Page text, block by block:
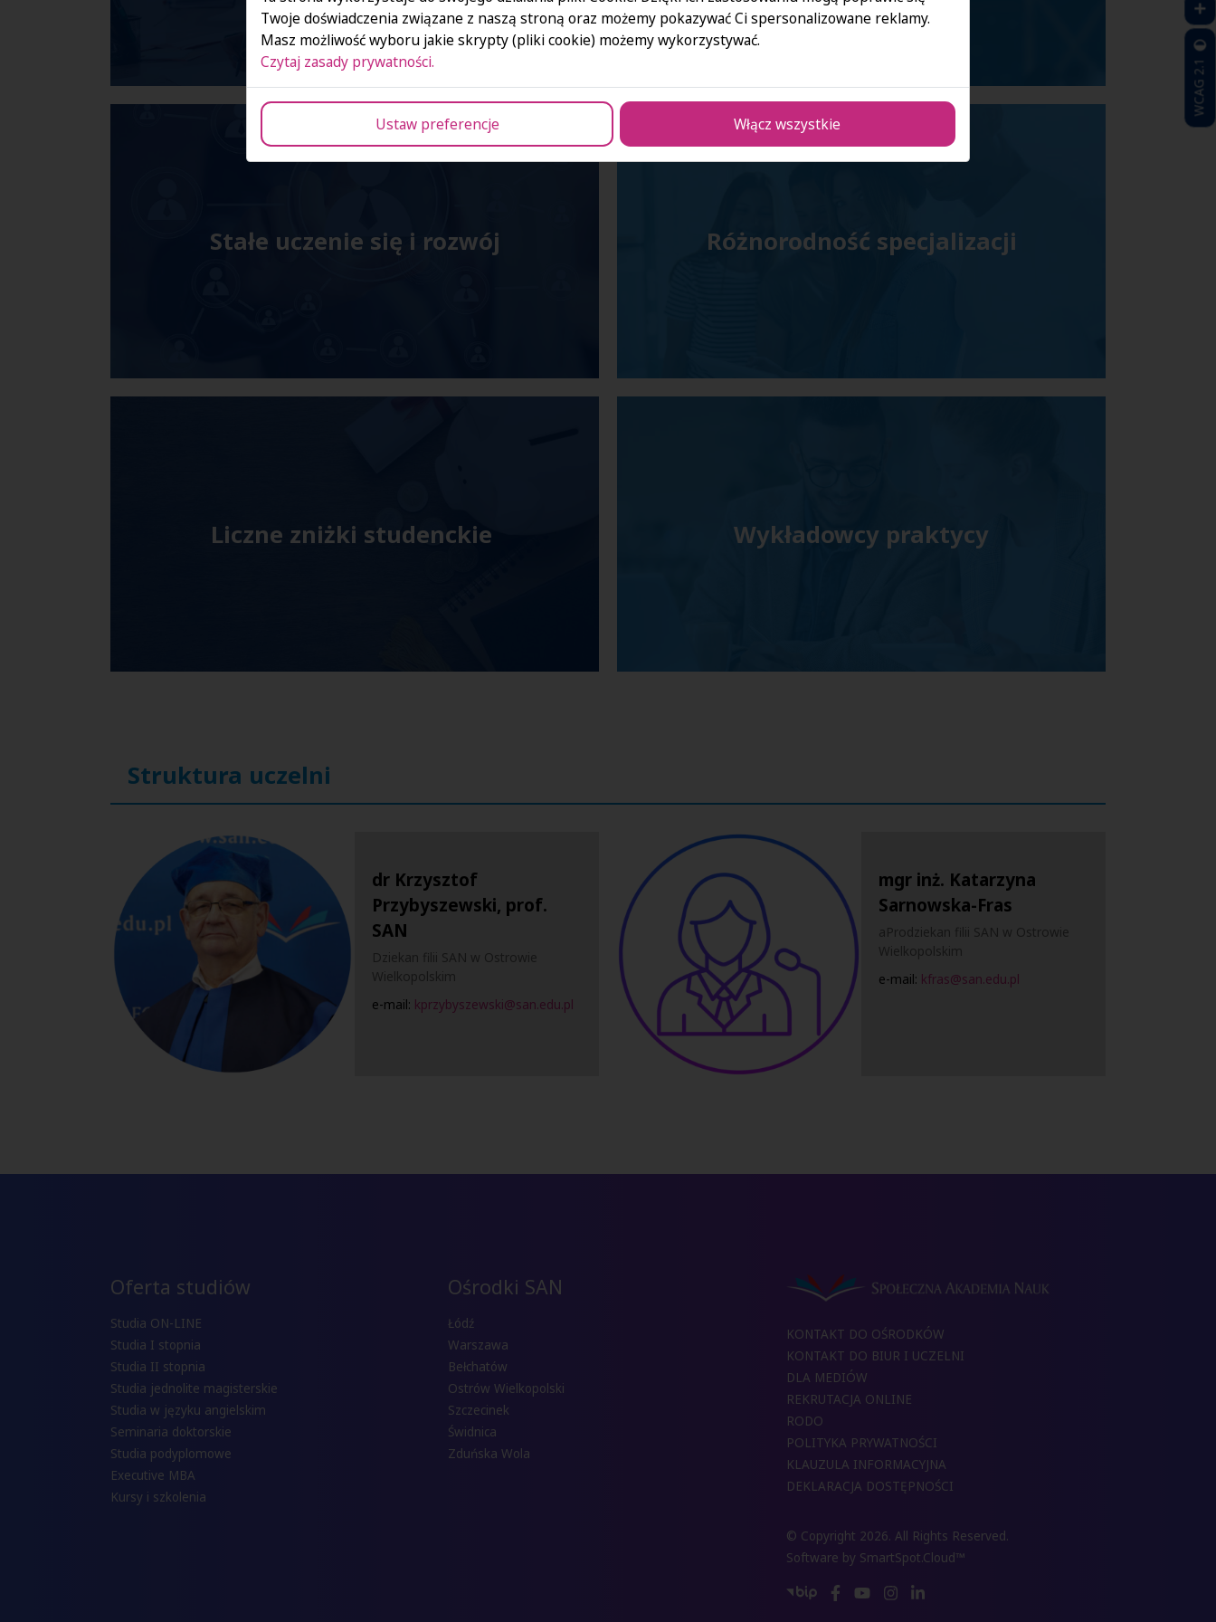
Stałe uczenie się i rozwój Różnorodność specjalizacji
Liczne zniżki studenckie Wykładowcy praktycy
Struktura uczelni
dr Krzysztof
Przybyszewski, prof.
SAN
Dziekan filii SAN w Ostrowie
Wielkopolskim
e-mail: kprzybyszewski@san.edu.pl
mgr inż. Katarzyna
Sarnowska-Fras
aProdziekan filii SAN w Ostrowie
Wielkopolskim
e-mail: kfras@san.edu.pl
Oferta studiów
Studia ON-LINE
Studia I stopnia
Studia II stopnia
Studia jednolite magisterskie
Studia w języku angielskim
Seminaria doktorskie
Studia podyplomowe
Executive MBA
Kursy i szkolenia
Ośrodki SAN
Łódź
Warszawa
Bełchatów
Ostrów Wielkopolski
Szczecinek
Świdnica
Zduńska Wola
KONTAKT DO OŚRODKÓW
KONTAKT DO BIUR I UCZELNI
DLA MEDIÓW
REKRUTACJA ONLINE
RODO
POLITYKA PRYWATNOŚCI
KLAUZULA INFORMACYJNA
DEKLARACJA DOSTĘPNOŚCI
© Copyright 2026. All Rights Reserved.
Software by SmartSpot.Cloud™
WCAG 2.1
Twoje doświadczenia związane z naszą stroną oraz możemy pokazywać Ci spersonalizowane reklamy.
Masz możliwość wyboru jakie skrypty (pliki cookie) możemy wykorzystywać.
Czytaj zasady prywatności.
Ustaw preferencje Włącz wszystkie